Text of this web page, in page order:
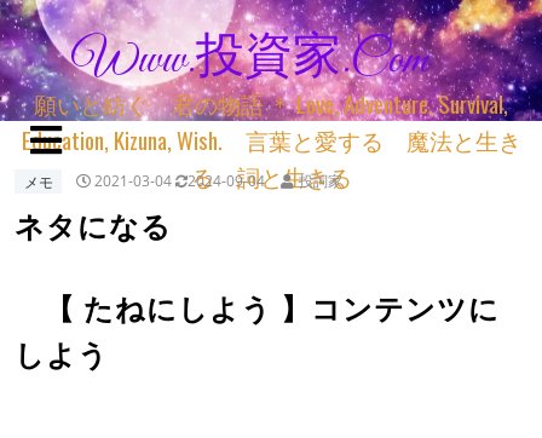
Www.投資家.com
願いと紡ぐ 君の物語 ＊ Love, Adventure, Survival,
Education, Kizuna, Wish. 言葉と愛する 魔法と生き
る 詞と生きる
メモ 2021-03-04 2024-09-04 投詞家
ネタになる
【 たねにしよう 】コンテンツに
しよう